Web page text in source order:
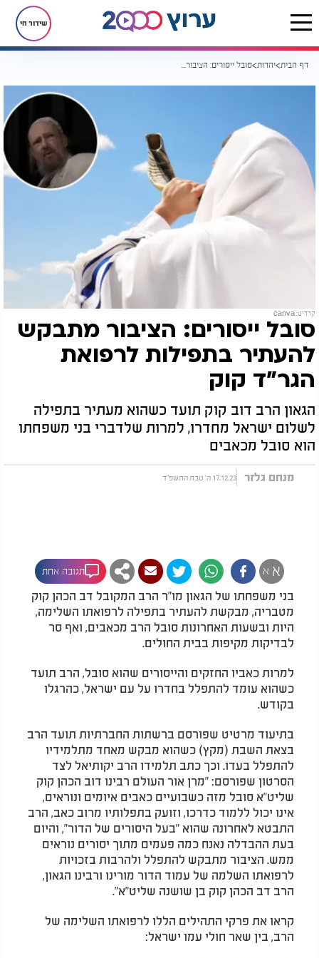
שידור חי
דף הבית יהדות סובל ייסורים: הציבור מתבקש להעתיר בתפילות לרפואת הגר"ד קוק
קרדיט: canva
סובל ייסורים: הציבור מתבקש
להעתיר בתפילות לרפואת
הגר"ד קוק
הגאון הרב דוב קוק תועד כשהוא מעתיר בתפילה
לשלום ישראל מחדרו, למרות שלדברי בני משפחתו
הוא סובל מכאבים
מנחם גלזר 17.12.23 ה' טבת התשפ"ד
א א תגובה אחת
בני משפחתו של הגאון מו"ר הרב המקובל דב הכהן קוק
מטבריה, מבקשת להעתיר בתפילה לרפואתו השלימה,
היות ובשעות האחרונות סובל הרב מכאבים, ואף סר
לבדיקות מקיפות בבית החולים.
למרות כאביו החזקים והייסורים שהוא סובל, הרב תועד
כשהוא עומד להתפלל בחדרו על עם ישראל, כהרגלו
בקודש.
בתיעוד מרטיט שפורסם ברשתות החברתיות תועד הרב
בצאת השבת (מקץ) כשהוא מבקש מאחד מתלמידיו
להתפלל בעדו. וכך כתב תלמידו הרב יקותיאל לצד
הסרטון שפורסם: "מרן אור העולם רבינו דוב הכהן קוק
שליט"א סובל מזה כשבועיים כאבים איומים ונוראים,
אינו יכול ללמוד כדרכו, וזועק בתפלותיו מרוב כאב, הרב
התבטא לאחרונה שהוא "בעל היסורים של הדור", והיום
בעת ההבדלה נאנח כמה פעמים מתוך יסורים נוראים
ממש. הציבור מתבקש להתפלל ולהרבות בזכויות
לרפואתו השלמה של עמוד הדור מורינו ורבינו הגאון,
הרב דב הכהן קוק בן שושנה שליט"א".
קראו את פרקי התהילים הללו לרפואתו השלימה של
הרב, בין שאר חולי עמו ישראל: